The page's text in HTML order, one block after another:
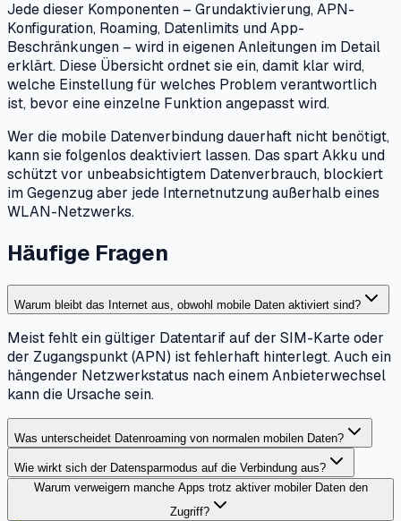
Jede dieser Komponenten – Grundaktivierung, APN-
Konfiguration, Roaming, Datenlimits und App-
Beschränkungen – wird in eigenen Anleitungen im Detail
erklärt. Diese Übersicht ordnet sie ein, damit klar wird,
welche Einstellung für welches Problem verantwortlich
ist, bevor eine einzelne Funktion angepasst wird.
Wer die mobile Datenverbindung dauerhaft nicht benötigt,
kann sie folgenlos deaktiviert lassen. Das spart Akku und
schützt vor unbeabsichtigtem Datenverbrauch, blockiert
im Gegenzug aber jede Internetnutzung außerhalb eines
WLAN-Netzwerks.
Häufige Fragen
Warum bleibt das Internet aus, obwohl mobile Daten aktiviert sind?
Meist fehlt ein gültiger Datentarif auf der SIM-Karte oder
der Zugangspunkt (APN) ist fehlerhaft hinterlegt. Auch ein
hängender Netzwerkstatus nach einem Anbieterwechsel
kann die Ursache sein.
Was unterscheidet Datenroaming von normalen mobilen Daten?
Wie wirkt sich der Datensparmodus auf die Verbindung aus?
Warum verweigern manche Apps trotz aktiver mobiler Daten den
Zugriff?